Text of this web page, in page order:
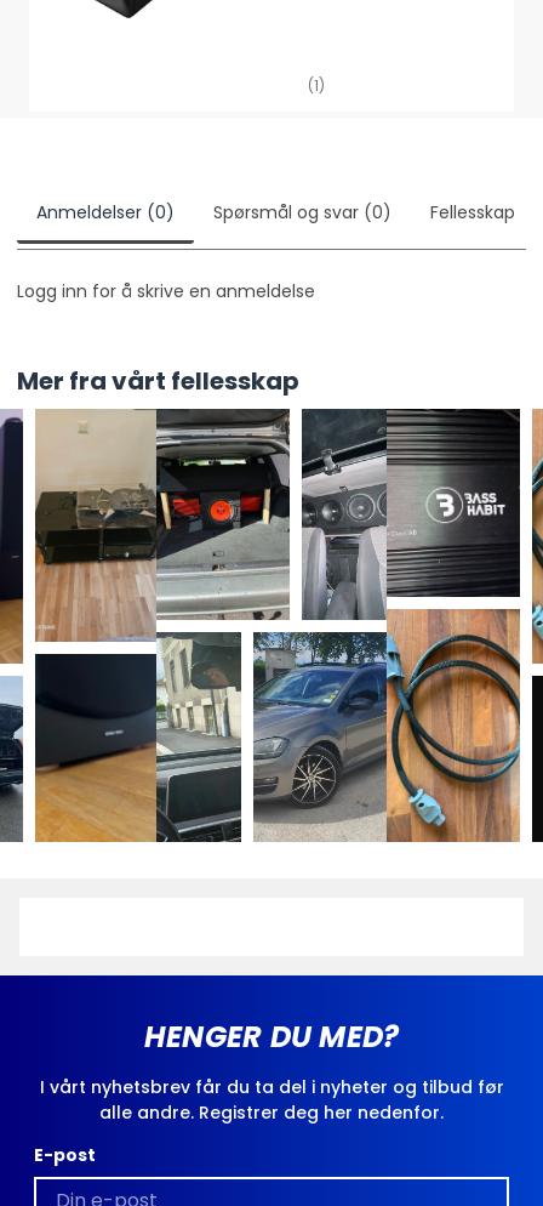
krävs mellan din soundbar och surroundhögtalare.
snyggt dolda, finns det ingen lysande blå lampa som
distraherar i ett kolsvart rum - du kan istället
(1)
Anmeldelser (0) Spørsmål og svar (0) Fellesskap
Logg inn for å skrive en anmeldelse
Mer fra vårt fellesskap
HENGER DU MED?
I vårt nyhetsbrev får du ta del i nyheter og tilbud før
alle andre. Registrer deg her nedenfor.
E-post